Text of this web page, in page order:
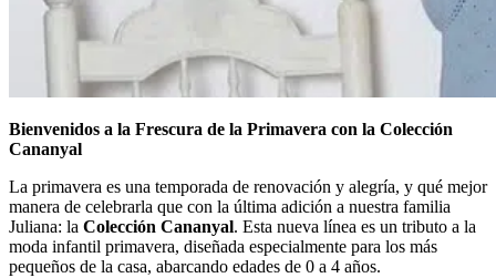
Bienvenidos a la Frescura de la Primavera con la Colección
Cananyal
La primavera es una temporada de renovación y alegría, y qué mejor
manera de celebrarla que con la última adición a nuestra familia
Juliana: la Colección Cananyal. Esta nueva línea es un tributo a la
moda infantil primavera, diseñada especialmente para los más
pequeños de la casa, abarcando edades de 0 a 4 años.